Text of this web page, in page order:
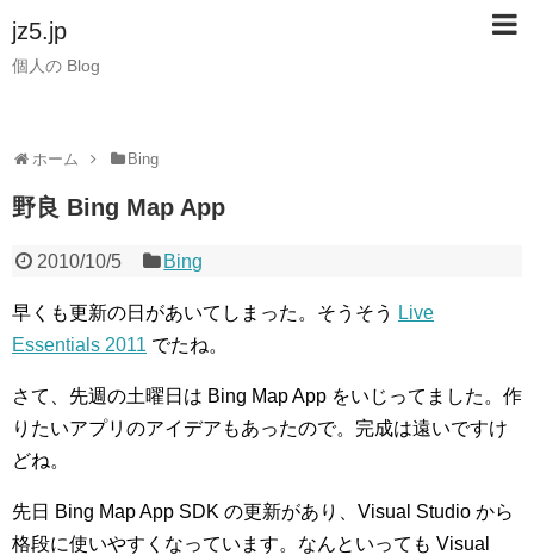
jz5.jp
個人の Blog
ホーム Bing
野良 Bing Map App
2010/10/5 Bing
早くも更新の日があいてしまった。そうそう
Live
Essentials 2011 でたね。
さて、先週の土曜日は Bing Map App をいじってました。作
りたいアプリのアイデアもあったので。完成は遠いですけ
どね。
先日 Bing Map App SDK の更新があり、Visual Studio から
格段に使いやすくなっています。なんといっても Visual